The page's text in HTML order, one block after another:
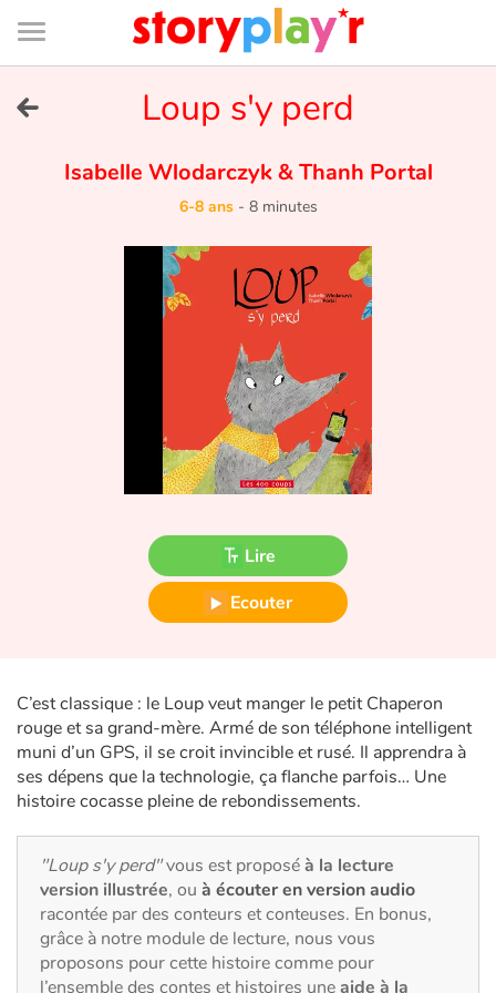
Connexion
Bibliothèque
de
page
Tester gratuitement
Contes d'ici et d'ailleurs
Princesses et princes, rois, reines et dragons
Ogres, monstres et sorcières
Écologie, nature, saisons
Les animaux
Voyage, épopée, enquête, aventure
Autour du monde
Apprentissage
Loup s'y perd
Isabelle Wlodarczyk&Thanh Portal
6-8 ans- 8 minutes
Lire
Ecouter
C’est classique : le Loup veut manger le petit Chaperon
rouge et sa grand-mère. Armé de son téléphone intelligent
muni d’un GPS, il se croit invincible et rusé. Il apprendra à
ses dépens que la technologie, ça flanche parfois… Une
histoire cocasse pleine de rebondissements.
"Loup s'y perd"vous est proposéà la lecture
version illustrée, ou à écouter en version audio
racontée par des conteurs et conteuses. En bonus,
grâce à notre module de lecture, nous vous
proposons pour cette histoire comme pour
l’ensemble des contes et histoires uneaide à la